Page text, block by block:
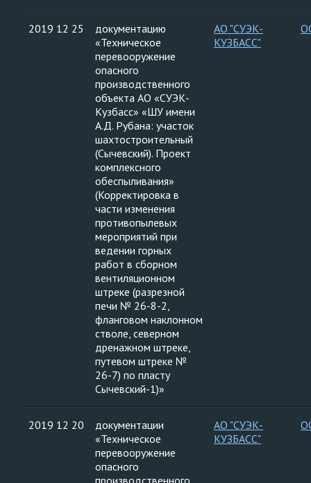
2019 12 25
документацию
«Техническое
перевооружение
опасного
производственного
объекта АО «СУЭК-
Кузбасс» «ШУ имени
А.Д. Рубана: участок
шахтостроительный
(Сычевский). Проект
комплексного
обеспыливания»
(Корректировка в
части изменения
противопылевых
мероприятий при
ведении горных
работ в сборном
вентиляционном
штреке (разрезной
печи № 26-8-2,
фланговом наклонном
стволе, северном
дренажном штреке,
путевом штреке №
26-7) по пласту
Сычевский-1)»
АО "СУЭК-
КУЗБАСС"
2019 12 20
документации
«Техническое
перевооружение
опасного
производственного
АО "СУЭК-
КУЗБАСС"